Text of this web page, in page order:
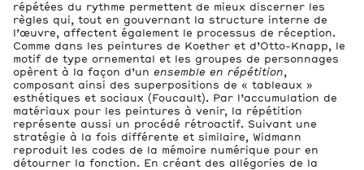
répétées du rythme permettent de mieux discerner les
règles qui, tout en gouvernant la structure interne de
l’œuvre, affectent également le processus de réception.
Comme dans les peintures de Koether et d’Otto-Knapp, le
motif de type ornemental et les groupes de personnages
opèrent à la façon d’un ensemble en répétition,
composant ainsi des superpositions de « tableaux »
esthétiques et sociaux (Foucault). Par l’accumulation de
matériaux pour les peintures à venir, la répétition
représente aussi un procédé rétroactif. Suivant une
stratégie à la fois différente et similaire, Widmann
reproduit les codes de la mémoire numérique pour en
détourner la fonction. En créant des allégories de la